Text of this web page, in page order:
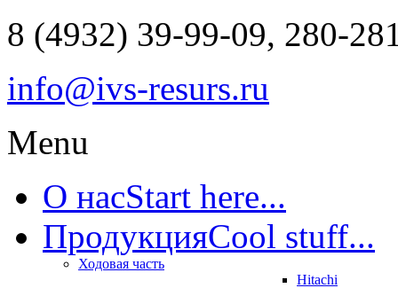
8 (4932) 39-99-09, 280-
info@ivs-resurs.ru
Menu
О насStart here...
ПродукцияCool stuff...
Ходовая часть
Hitachi